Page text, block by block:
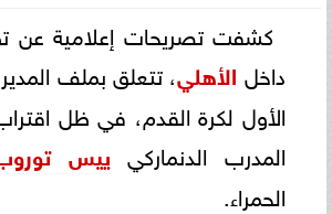
كشفت تصريحات إعلامية عن
داخل الأهلي، تتعلق بملف
الأول لكرة القدم، في ظل
المدرب الدنماركي ييس
الحمراء.